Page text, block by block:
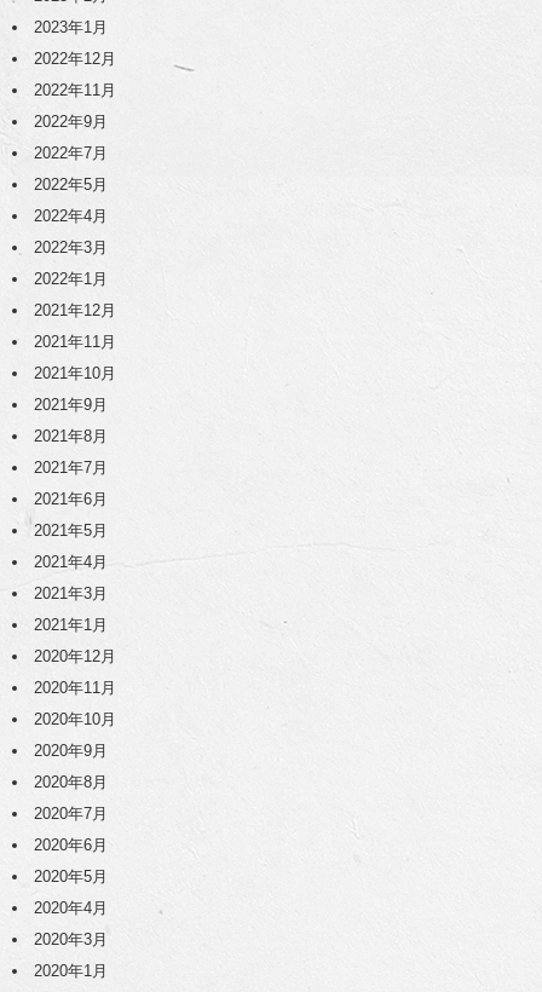
2023年1月
2022年12月
2022年11月
2022年9月
2022年7月
2022年5月
2022年4月
2022年3月
2022年1月
2021年12月
2021年11月
2021年10月
2021年9月
2021年8月
2021年7月
2021年6月
2021年5月
2021年4月
2021年3月
2021年1月
2020年12月
2020年11月
2020年10月
2020年9月
2020年8月
2020年7月
2020年6月
2020年5月
2020年4月
2020年3月
2020年1月